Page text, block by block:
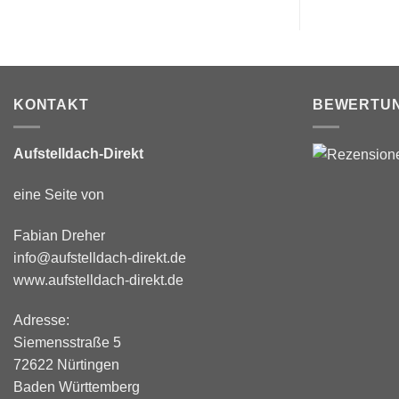
KONTAKT
Aufstelldach-Direkt
eine Seite von
Fabian Dreher
info@aufstelldach-direkt.de
www.aufstelldach-direkt.de
Adresse:
Siemensstraße 5
72622 Nürtingen
Baden Württemberg